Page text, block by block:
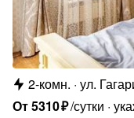
2-комн. ул.
От5310₽/сутки